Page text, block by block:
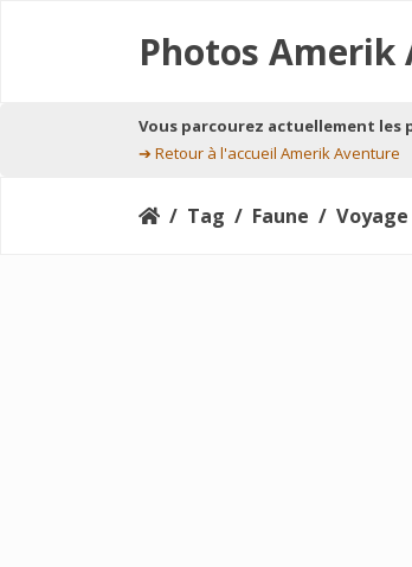
Photos Amerik
Vous parcourez actuellement les
➔ Retour à l'accueil Amerik Aventure
Tag Faune